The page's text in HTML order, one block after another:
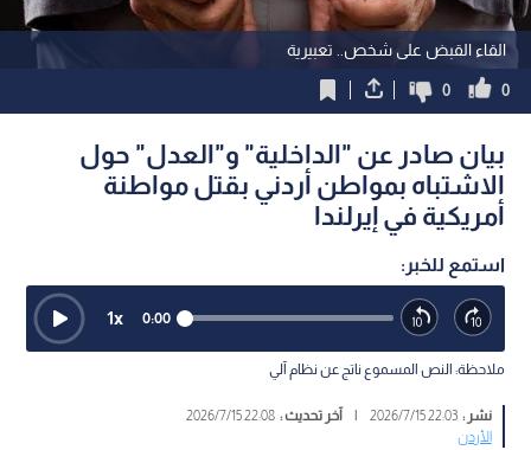
القاء القبض على شخص.. تعبيرية
0
0
بيان صادر عن "الداخلية" و"العدل" حول
الاشتباه بمواطن أردني بقتل مواطنة
أمريكية في إيرلندا
استمع للخبر:
0:00
1x
ملاحظة: النص المسموع ناتج عن نظام آلي
نشر :22:03 2026/7/15 آخر تحديث :22:08 2026/7/15
الأردن